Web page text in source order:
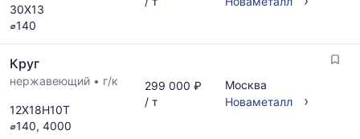
Статистика
актуальным
предложениям
обновляется
по
поставщиков
по
запросу
30Х13
⌀140
Круг
нержавеющий • г/к
12Х18Н10Т
⌀140, 4000
299 000 ₽
/ т
Москва
Новаметалл
›